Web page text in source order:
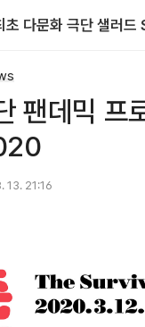
팬데믹 프
13. 21:16